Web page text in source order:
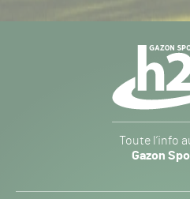
-
Toute l’info
Gazon